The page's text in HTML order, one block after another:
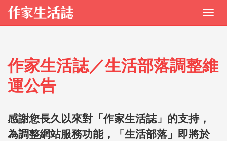
作家生活誌／生活部落調整維
運公告
感謝您長久以來對「作家生活誌」的支持，
為調整網站服務功能，「生活部落」即將於